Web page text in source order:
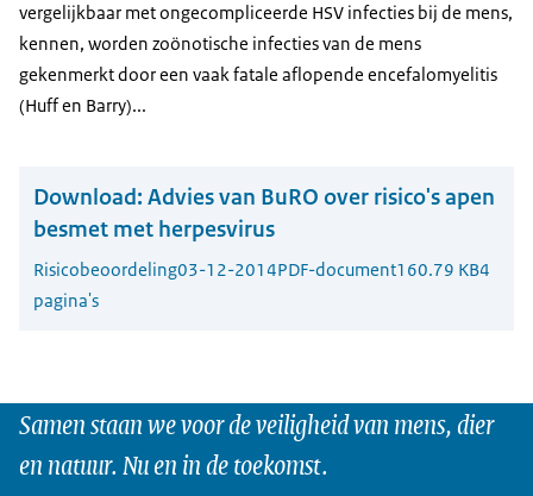
vergelijkbaar met ongecompliceerde HSV infecties bij de mens,
kennen, worden zoönotische infecties van de mens
gekenmerkt door een vaak fatale aflopende encefalomyelitis
(Huff en Barry)...
Download: Advies van BuRO over risico's apen
besmet met herpesvirus
Risicobeoordeling03-12-2014PDF-document160.79 KB4
pagina's
Samen staan we voor de veiligheid van mens, dier
en natuur. Nu en in de toekomst.